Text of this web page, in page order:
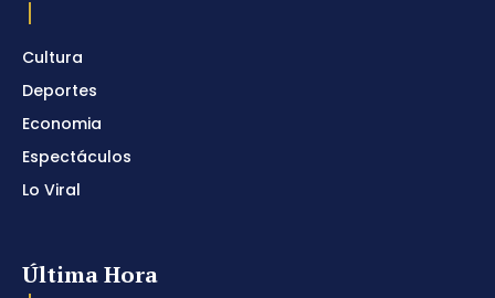
Cultura
Deportes
Economia
Espectáculos
Lo Viral
Última Hora